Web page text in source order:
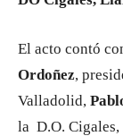
El acto contó
Ordoñez,
Valladolid,
la D.O. Cigales,